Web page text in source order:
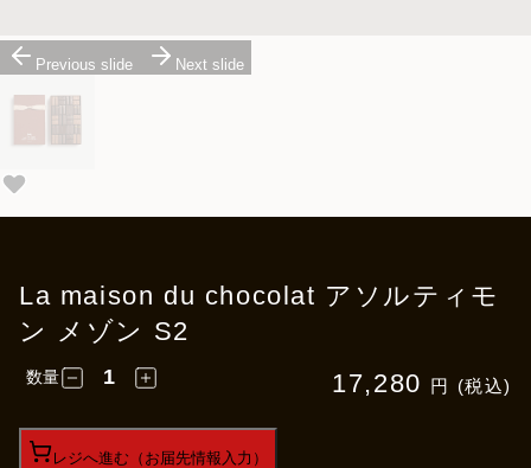
Previous slide Next slide
La maison du chocolat アソルティモ
ン メゾン S2
17,280 円 (税込)
数量
レジへ進む（お届先情報入力）